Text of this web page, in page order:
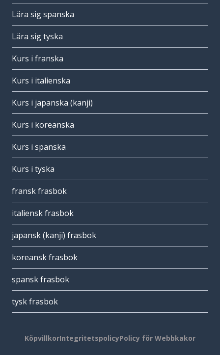
Lära sig spanska
Lära sig tyska
Kurs i franska
Kurs i italienska
Kurs i japanska (kanji)
Kurs i koreanska
Kurs i spanska
Kurs i tyska
fransk frasbok
italiensk frasbok
japansk (kanji) frasbok
koreansk frasbok
spansk frasbok
tysk frasbok
KöpvillkorIntegritetspolicyPolicy för Webbkakor